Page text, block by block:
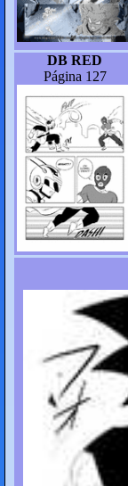
DB RED
Página 127